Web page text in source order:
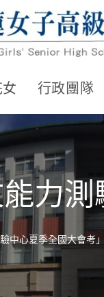
行政團隊
力測
中心夏季全國大會考」